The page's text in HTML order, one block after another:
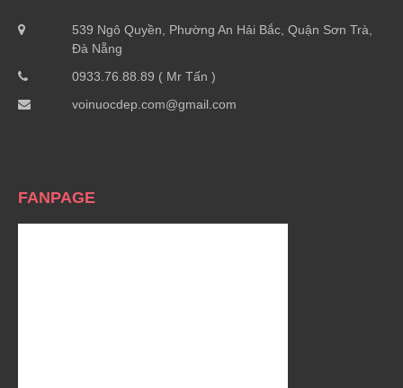
539 Ngô Quyền, Phường An Hải Bắc, Quận Sơn Trà,
Đà Nẵng
0933.76.88.89 ( Mr Tấn )
voinuocdep.com@gmail.com
FANPAGE